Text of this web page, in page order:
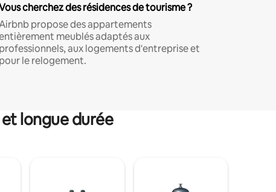
cherchez des résidences de tourisme ?
propose des appartements
meublés adaptés aux
professionnels, aux logements d'entreprise et
pour le relogement.
longue durée